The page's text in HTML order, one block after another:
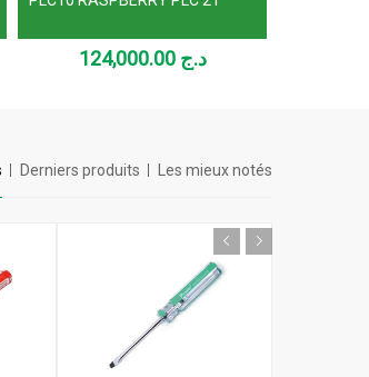
د.ج 124,000.00
Derniers produits Les mieux notés